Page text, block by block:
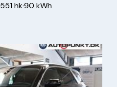
551 hk·90 kWh